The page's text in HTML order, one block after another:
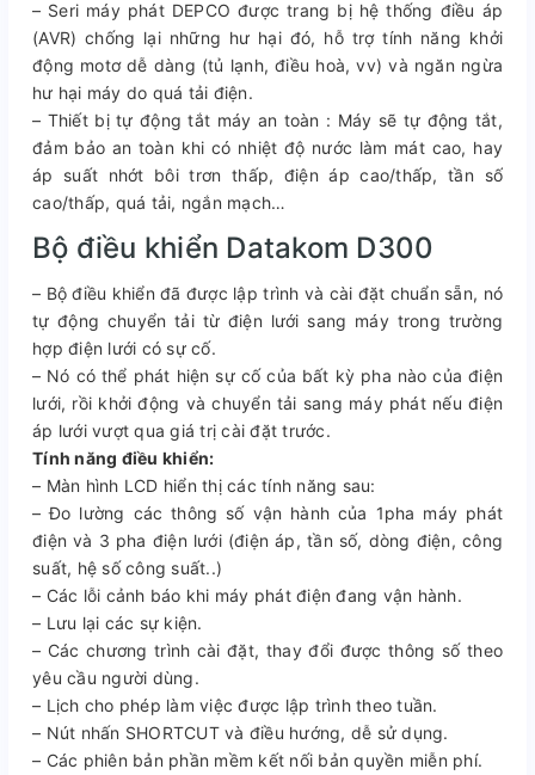
– Seri máy phát DEPCO được trang bị hệ thống điều áp
(AVR) chống lại những hư hại đó, hỗ trợ tính năng khởi
động motơ dễ dàng (tủ lạnh, điều hoà, vv) và ngăn ngừa
hư hại máy do quá tải điện.
– Thiết bị tự động tắt máy an toàn : Máy sẽ tự động tắt,
đảm bảo an toàn khi có nhiệt độ nước làm mát cao, hay
áp suất nhớt bôi trơn thấp, điện áp cao/thấp, tần số
cao/thấp, quá tải, ngắn mạch…
Bộ điều khiển Datakom D300
– Bộ điều khiển đã được lập trình và cài đặt chuẩn sẵn, nó
tự động chuyển tải từ điện lưới sang máy trong trường
hợp điện lưới có sự cố.
– Nó có thể phát hiện sự cố của bất kỳ pha nào của điện
lưới, rồi khởi động và chuyển tải sang máy phát nếu điện
áp lưới vượt qua giá trị cài đặt trước.
Tính năng điều khiển:
– Màn hình LCD hiển thị các tính năng sau:
– Đo lường các thông số vận hành của 1pha máy phát
điện và 3 pha điện lưới (điện áp, tần số, dòng điện, công
suất, hệ số công suất..)
– Các lỗi cảnh báo khi máy phát điện đang vận hành.
– Lưu lại các sự kiện.
– Các chương trình cài đặt, thay đổi được thông số theo
yêu cầu người dùng.
– Lịch cho phép làm việc được lập trình theo tuần.
– Nút nhấn SHORTCUT và điều hướng, dễ sử dụng.
– Các phiên bản phần mềm kết nối bản quyền miễn phí.